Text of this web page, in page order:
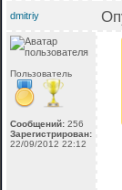
dmitriy
Пользователь
Сообщений: 256
Зарегистрирован:
22/09/2012 22:12